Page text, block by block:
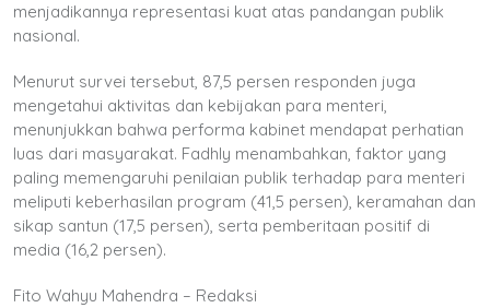
menjadikannya representasi kuat atas pandangan publik
nasional.
Menurut survei tersebut, 87,5 persen responden juga
mengetahui aktivitas dan kebijakan para menteri,
menunjukkan bahwa performa kabinet mendapat perhatian
luas dari masyarakat. Fadhly menambahkan, faktor yang
paling memengaruhi penilaian publik terhadap para menteri
meliputi keberhasilan program (41,5 persen), keramahan dan
sikap santun (17,5 persen), serta pemberitaan positif di
media (16,2 persen).
Fito Wahyu Mahendra – Redaksi